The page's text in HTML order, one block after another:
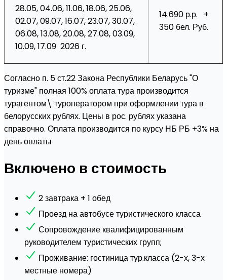
28.05, 04.06, 11.06, 18.06, 25.06,
02.07, 09.07, 16.07, 23.07, 30.07,
06.08, 13.08, 20.08, 27.08, 03.09,
10.09, 17.09 2026 г.
14.690 р.р. +
350 бел. Руб.
Согласно п. 5 ст.22 Закона Республики Беларусь "О
туризме" полная 100% оплата тура производится
турагентом\ туроператором при оформлении тура в
белорусских рублях. Цены в рос. рублях указана
справочно. Оплата производится по курсу НБ РБ +3% на
день оплаты
Включено в стоимость
2 завтрака + 1 обед
Проезд на автобусе туристического класса
Сопровождение квалифицированным
руководителем туристических групп;
Проживание: гостиница тур.класса (2-х, 3-х
местные номера)